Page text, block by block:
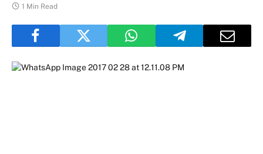
1 Min Read